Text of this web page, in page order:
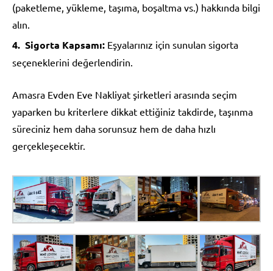
(paketleme, yükleme, taşıma, boşaltma vs.) hakkında bilgi
alın.
Sigorta Kapsamı: Eşyalarınız için sunulan sigorta
seçeneklerini değerlendirin.
Amasra Evden Eve Nakliyat şirketleri arasında seçim
yaparken bu kriterlere dikkat ettiğiniz takdirde, taşınma
süreciniz hem daha sorunsuz hem de daha hızlı
gerçekleşecektir.